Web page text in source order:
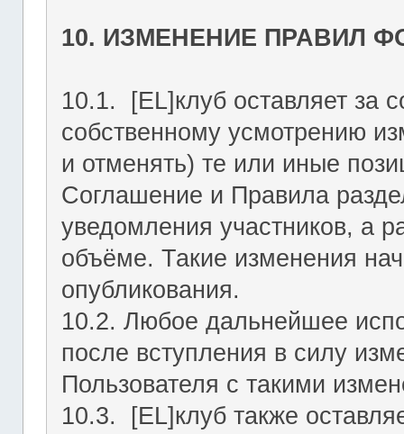
10. ИЗМЕНЕНИЕ ПРАВИЛ
10.1. [EL]клуб оставляет за
собственному усмотрению
и отменять) те или иные
Соглашение и Правила
уведомления участников, а
объёме. Такие изменения
опубликования.
10.2. Любое дальнейшее
после вступления в силу
Пользователя с такими
10.3. [EL]клуб также